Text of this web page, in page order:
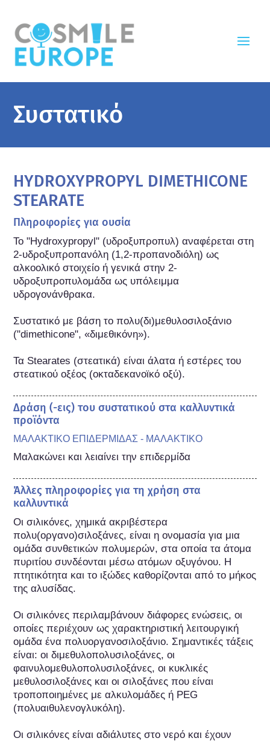
Συστατικό
HYDROXYPROPYL DIMETHICONE
STEARATE
Πληροφορίες για ουσία
Το "Hydroxypropyl" (υδροξυπροπυλ) αναφέρεται στη
2-υδροξυπροπανόλη (1,2-προπανοδιόλη) ως
αλκοολικό στοιχείο ή γενικά στην 2-
υδροξυπροπυλομάδα ως υπόλειμμα
υδρογονάνθρακα.
Συστατικό με βάση το πολυ(δι)μεθυλοσιλοξάνιο
("dimethicone", «διμεθικόνη»).
Τα Stearates (στεατικά) είναι άλατα ή εστέρες του
στεατικού οξέος (οκταδεκανοϊκό οξύ).
Δράση (-εις) του συστατικού στα καλλυντικά
προϊόντα
ΜΑΛΑΚΤΙΚΟ ΕΠΙΔΕΡΜΙΔΑΣ - ΜΑΛΑΚΤΙΚΟ
Μαλακώνει και λειαίνει την επιδερμίδα
Άλλες πληροφορίες για τη χρήση στα
καλλυντικά
Οι σιλικόνες, χημικά ακριβέστερα
πολυ(οργανο)σιλοξάνες, είναι η ονομασία για μια
ομάδα συνθετικών πολυμερών, στα οποία τα άτομα
πυριτίου συνδέονται μέσω ατόμων οξυγόνου. Η
πτητικότητα και το ιξώδες καθορίζονται από το μήκος
της αλυσίδας.
Οι σιλικόνες περιλαμβάνουν διάφορες ενώσεις, οι
οποίες περιέχουν ως χαρακτηριστική λειτουργική
ομάδα ένα πολυοργανοσιλοξάνιο. Σημαντικές τάξεις
είναι: οι διμεθυλοπολυσιλοξάνες, οι
φαινυλομεθυλοπολυσιλοξάνες, οι κυκλικές
μεθυλοσιλοξάνες και οι σιλοξάνες που είναι
τροποποιημένες με αλκυλομάδες ή PEG
(πολυαιθυλενογλυκόλη).
Οι σιλικόνες είναι αδιάλυτες στο νερό και έχουν